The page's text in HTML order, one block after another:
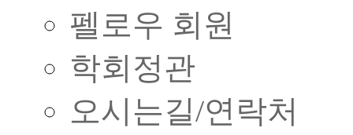
펠로우 회원
학회정관
오시는길/연락처